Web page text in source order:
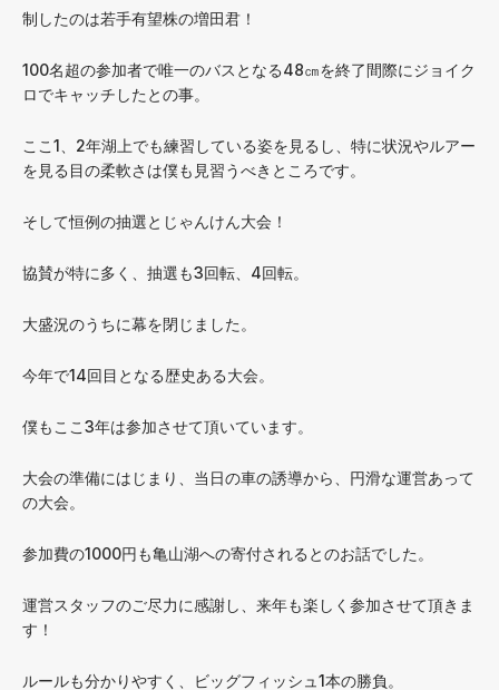
制したのは若手有望株の増田君！
100名超の参加者で唯一のバスとなる48㎝を終了間際にジョイク
ロでキャッチしたとの事。
ここ1、2年湖上でも練習している姿を見るし、特に状況やルアー
を見る目の柔軟さは僕も見習うべきところです。
そして恒例の抽選とじゃんけん大会！
協賛が特に多く、抽選も3回転、4回転。
大盛況のうちに幕を閉じました。
今年で14回目となる歴史ある大会。
僕もここ3年は参加させて頂いています。
大会の準備にはじまり、当日の車の誘導から、円滑な運営あって
の大会。
参加費の1000円も亀山湖への寄付されるとのお話でした。
運営スタッフのご尽力に感謝し、来年も楽しく参加させて頂きま
す！
ルールも分かりやすく、ビッグフィッシュ1本の勝負。